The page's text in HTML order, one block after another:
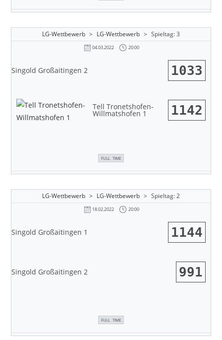
LG-Wettbewerb > LG-Wettbewerb > Spieltag: 3
04.03.2022 20:00
Singold Großaitingen 2 1033
Tell Tronetshofen-
Willmatshofen 1 1142
FULL TIME
LG-Wettbewerb > LG-Wettbewerb > Spieltag: 2
18.02.2022 20:00
Singold Großaitingen 1 1144
Singold Großaitingen 2 991
FULL TIME